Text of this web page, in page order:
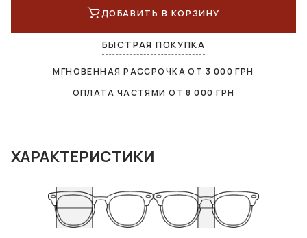
ДОБАВИТЬ В КОРЗИНУ
БЫСТРАЯ ПОКУПКА
МГНОВЕННАЯ РАССРОЧКА ОТ 3 000 ГРН
ОПЛАТА ЧАСТЯМИ ОТ8 000 ГРН
ХАРАКТЕРИСТИКИ